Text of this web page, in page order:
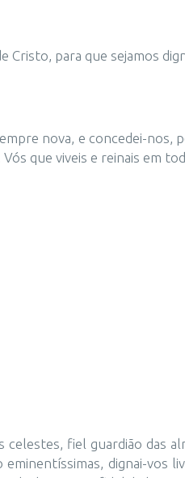
para que sejamos
nova, e concedei-nos,
que viveis e reinais em
fiel guardião das
eminentíssimas, dignai-